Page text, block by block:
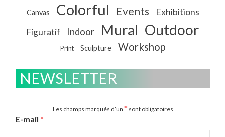
Canvas Colorful Events Exhibitions
Figuratif Indoor Mural Outdoor
Print Sculpture Workshop
NEWSLETTER
Les champs marqués d’un * sont obligatoires
E-mail *